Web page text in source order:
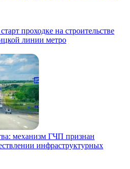
проходке на строительстве
линии метро
механизм ГЧП признан
инфраструктурных